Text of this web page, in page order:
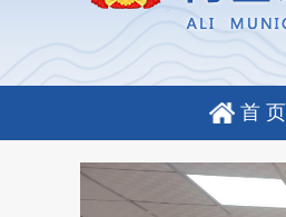
首 页